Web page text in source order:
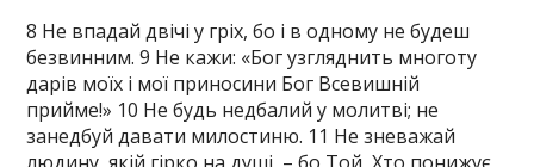
8 Не впадай двічі у гріх, бо і в одному не будеш
безвинним. 9 Не кажи: «Бог узгляднить многоту
дарів моїх і мої приносини Бог Всевишній
прийме!» 10 Не будь недбалий у молитві; не
занедбуй давати милостиню. 11 Не зневажай